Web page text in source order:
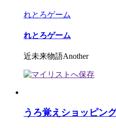
れとろゲーム
れとろゲーム
近未来物語Another
うろ覚えショッピン